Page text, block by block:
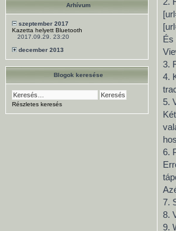
Arhívum
szeptember 2017
Kazetta helyett Bluetooth
2017.09.29. 23:20
december 2013
Blogok keresése
Részletes keresés
És
3.
4.
5.
6.
7.
8.
9.